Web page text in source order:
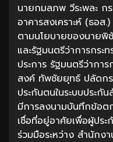
นายกมลภพ วีระพละ ก
อาคารสงเคราะห์ (ธอส
ตามนโยบายของนาย
และรัฐมนตรีว่าการกร
ประการ รัฐมนตรีว่ากา
สงค์ ทัพชัยยุทธ์ ปลัดกร
ประกันตนในระบบประกั
มีการลงนามบันทึกข้อต
เชื่อที่อยู่อาศัยเพื่อผู้ปร
ร่วมมือระหว่าง สำนักง